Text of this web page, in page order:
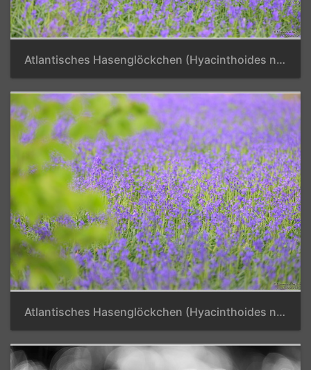
Atlantisches Hasenglöckchen (Hyacinthoides non scripta)
Atlantisches Hasenglöckchen (Hyacinthoides non scripta)